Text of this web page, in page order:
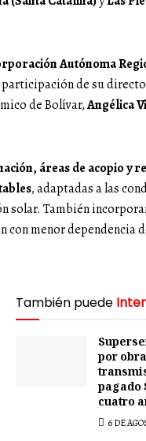
Autónoma
participación de su
de Bolívar,Angélica
áreas de acopio y
, adaptadas a las
solar. También
con menor dependencia
También puede
por
pagado
cuatro
6 DE